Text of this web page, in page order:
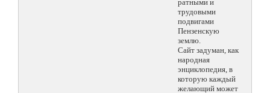
ратными и
трудовыми
подвигами
Пензенскую
землю.
Сайт задуман, как
народная
энциклопедия, в
которую каждый
желающий может